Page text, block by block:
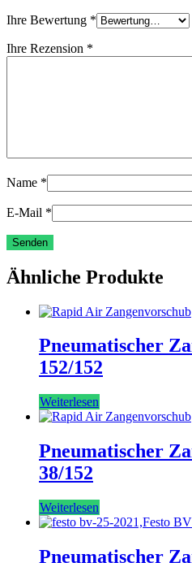
Ihre Bewertung *
Ihre Rezension *
Name *
E-Mail *
Ähnliche Produkte
Pneumatischer
152/152
Weiterlesen
Pneumatischer
38/152
Weiterlesen
Pneumatischer